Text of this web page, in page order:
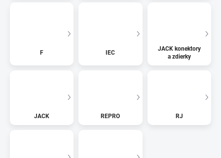
F IEC
JACK konektory
a zdierky
JACK REPRO RJ